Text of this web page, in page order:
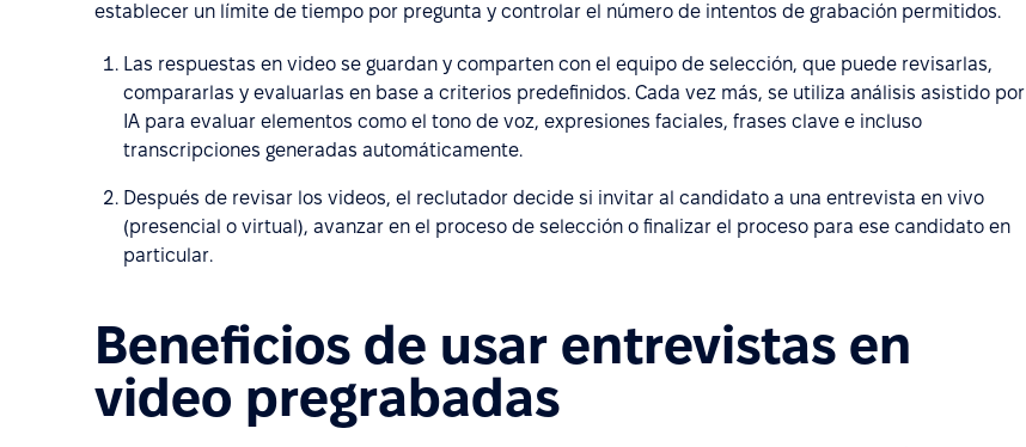
establecer un límite de tiempo por pregunta y controlar el número de intentos de grabación permitidos.
Las respuestas en video se guardan y comparten con el equipo de selección, que puede revisarlas,
compararlas y evaluarlas en base a criterios predefinidos. Cada vez más, se utiliza análisis asistido por
IA para evaluar elementos como el tono de voz, expresiones faciales, frases clave e incluso
transcripciones generadas automáticamente.
Después de revisar los videos, el reclutador decide si invitar al candidato a una entrevista en vivo
(presencial o virtual), avanzar en el proceso de selección o finalizar el proceso para ese candidato en
particular.
Beneficios de usar entrevistas en
video pregrabadas